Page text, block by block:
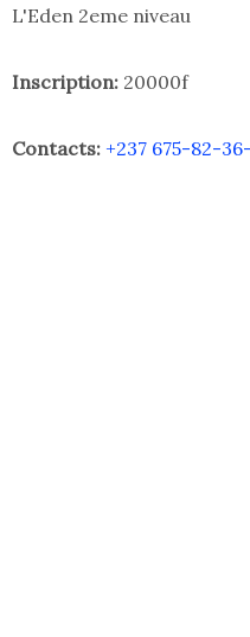
L'Eden 2eme niveau
Inscription: 20000f
Contacts: +237 675-82-